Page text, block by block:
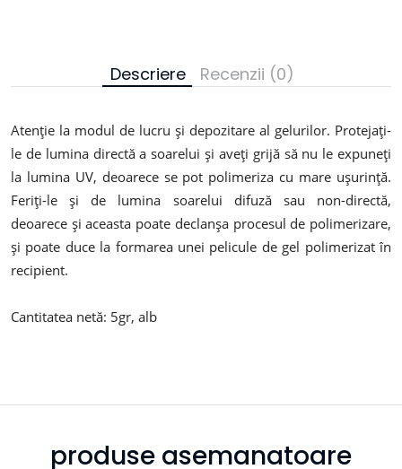
Descriere Recenzii (0)
Atenție la modul de lucru și depozitare al gelurilor. Protejați-
le de lumina directă a soarelui și aveți grijă să nu le expuneți
la lumina UV, deoarece se pot polimeriza cu mare ușurință.
Feriți-le și de lumina soarelui difuză sau non-directă,
deoarece și aceasta poate declanșa procesul de polimerizare,
și poate duce la formarea unei pelicule de gel polimerizat în
recipient.
Cantitatea netă: 5gr, alb
produse asemanatoare